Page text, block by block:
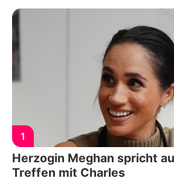
1
Herzogin Meghan spricht
Treffen mit Charles